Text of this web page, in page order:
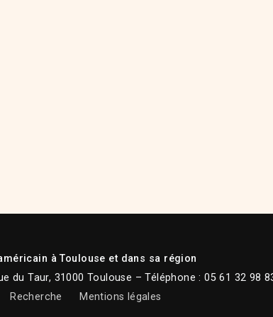
à Toulouse et dans sa région
du Taur, 31000 Toulouse – Téléphone : 05 61 32 98
Recherche Mentions légales